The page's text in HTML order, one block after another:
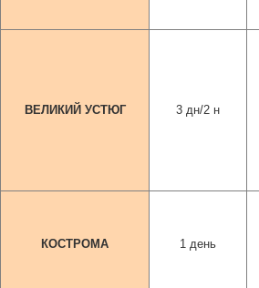
ВЕЛИКИЙ УСТЮГ 3 дн/2 н
КОСТРОМА 1 день